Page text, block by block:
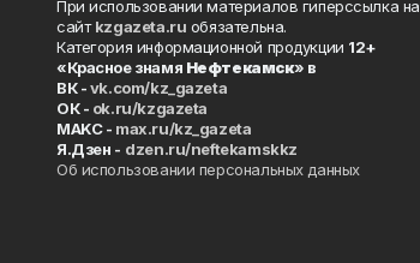
При использовании материалов гиперссылка на
сайтkzgazeta.ru обязательна.
Категория информационной продукции 12+
«Красное знамя Нефтекамск» в
ВК -vk.com/kz_gazeta
ОК - ok.ru/kzgazeta
MAKC - max.ru/kz_gazeta
Я.Дзен - dzen.ru/neftekamskkz
Об использовании персональных данных